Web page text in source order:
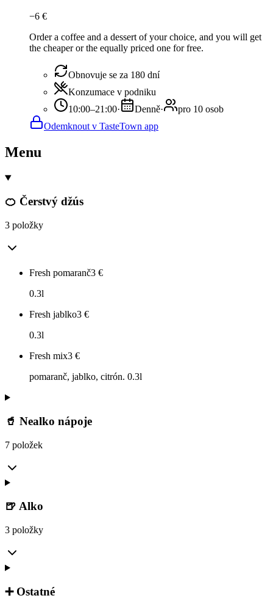
−6 €
Order a coffee and a dessert of your choice, and you will get
the cheaper or the equally priced one for free.
Obnovuje se za 180 dní
Konzumace v podniku
10:00–21:00· Denně·
pro 10 osob
Odemknout v TasteTown app
Menu
🍊 Čerstvý džús
3 položky
Fresh pomaranč3 €
0.3l
Fresh jablko3 €
0.3l
Fresh mix3 €
pomaranč, jablko, citrón. 0.3l
🥤 Nealko nápoje
7 položek
🍺 Alko
3 položky
➕ Ostatné